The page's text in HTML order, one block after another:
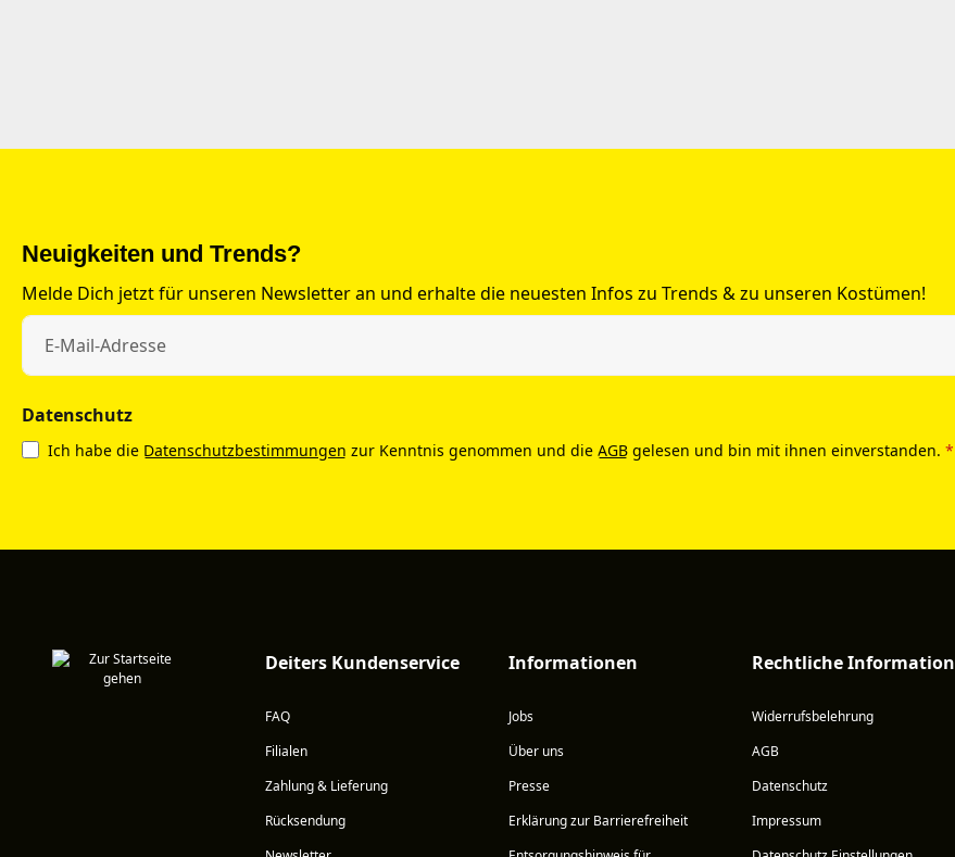
Neuigkeiten und Trends?
Melde Dich jetzt für unseren Newsletter an und erhalte die neuesten Infos zu Trends & zu unseren Kostümen!
Datenschutz
Ich habe die Datenschutzbestimmungen zur Kenntnis genommen und die AGB gelesen und bin mit ihnen einverstanden. *
Deiters Kundenservice
FAQ
Filialen
Zahlung & Lieferung
Rücksendung
Informationen
Jobs
Über uns
Presse
Erklärung zur Barrierefreiheit
Rechtliche Information
Widerrufsbelehrung
AGB
Datenschutz
Impressum